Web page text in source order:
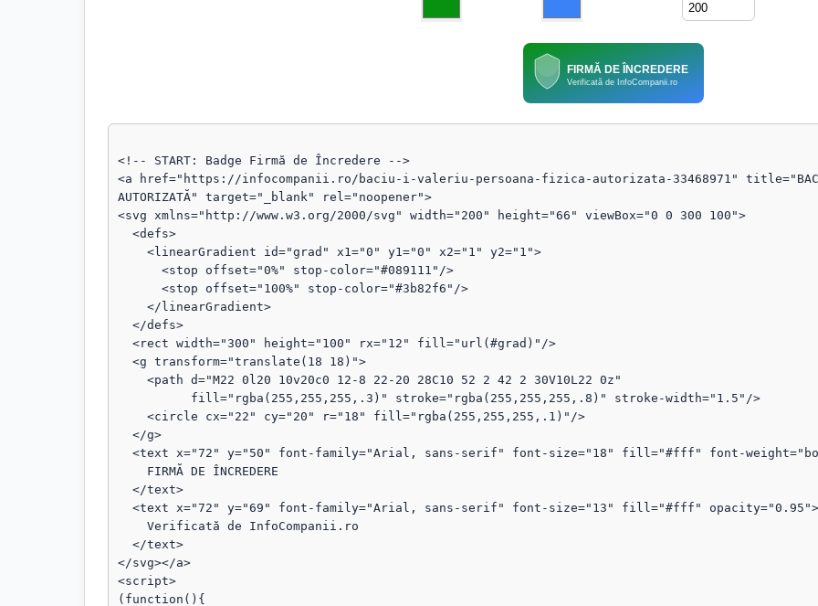
FIRMĂ DE ÎNCREDERE
Verificată de InfoCompanii.ro
<!-- START: Badge Firmă de Încredere -->
<a href="https://infocompanii.ro/baciu-i-valeriu-persoana-fizica-autorizata-33468971" title="BACIU
AUTORIZATĂ" target="_blank" rel="noopener">
<svg xmlns="http://www.w3.org/2000/svg" width="200" height="66" viewBox="0 0 300 100">
</svg></a>
<script>
(function(){